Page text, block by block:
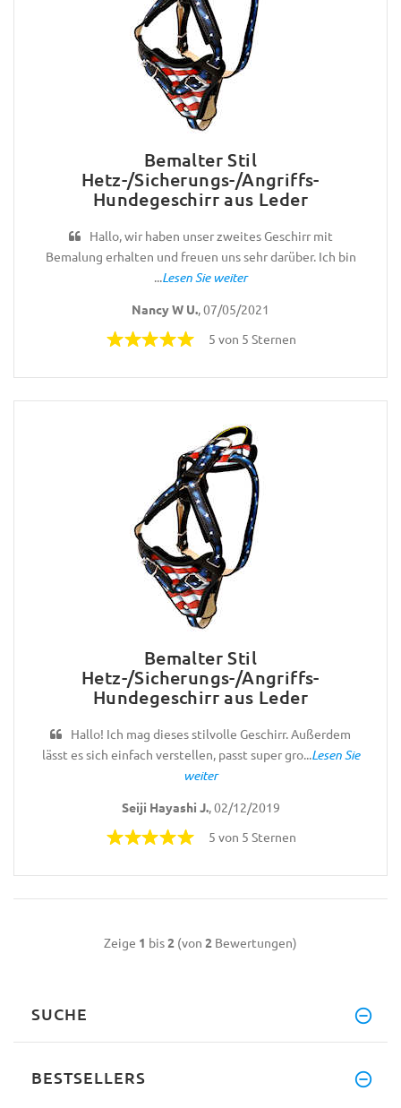
Bemalter Stil
Hetz-/Sicherungs-/Angriffs-
Hundegeschirr aus Leder
Hallo, wir haben unser zweites Geschirr mit
Bemalung erhalten und freuen uns sehr darüber. Ich bin
...Lesen Sie weiter
Nancy W U., 07/05/2021
5 von 5 Sternen
Bemalter Stil
Hetz-/Sicherungs-/Angriffs-
Hundegeschirr aus Leder
Hallo! Ich mag dieses stilvolle Geschirr. Außerdem
lässt es sich einfach verstellen, passt super gro...Lesen Sie
weiter
Seiji Hayashi J., 02/12/2019
5 von 5 Sternen
Zeige 1 bis2 (von 2 Bewertungen)
SUCHE
BESTSELLERS